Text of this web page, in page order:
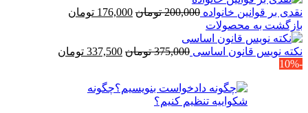
نقدی بر قوانین خانواده 200,000 تومان قیمت
بود.
176,000 تومان
است.
بازگشت به محصولات
نکته نویس قانون اساسی 375,000 تومان قیمت
بود.
337,500 تومان
-10%